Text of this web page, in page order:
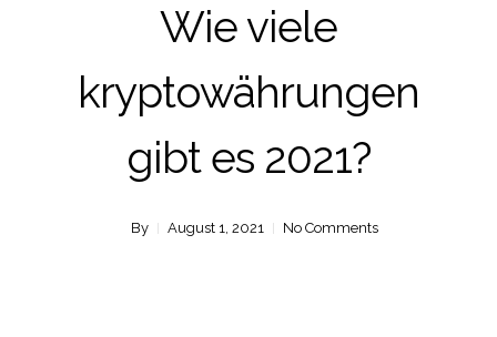
Wie viele
kryptowährungen
gibt es 2021?
By August 1, 2021 No Comments